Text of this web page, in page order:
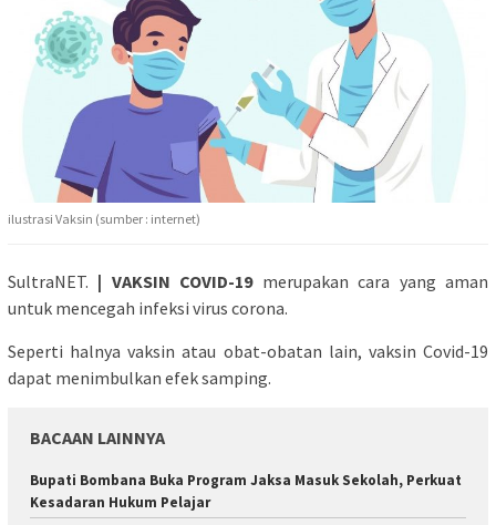
ilustrasi Vaksin (sumber : internet)
SultraNET. | VAKSIN COVID-19 merupakan cara yang aman
untuk mencegah infeksi virus corona.
Seperti halnya vaksin atau obat-obatan lain, vaksin Covid-19
dapat menimbulkan efek samping.
BACAAN LAINNYA
Bupati Bombana Buka Program Jaksa Masuk Sekolah, Perkuat
Kesadaran Hukum Pelajar